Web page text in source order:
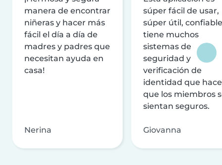
manera de encontrar
niñeras y hacer más
fácil el día a día de
madres y padres que
necesitan ayuda en
casa!
Nerina
súper fácil de usar,
súper útil,
tiene muchos
sistemas de
seguridad y
verificación de
identidad que
que los miembros
sientan seguros.
Giovanna